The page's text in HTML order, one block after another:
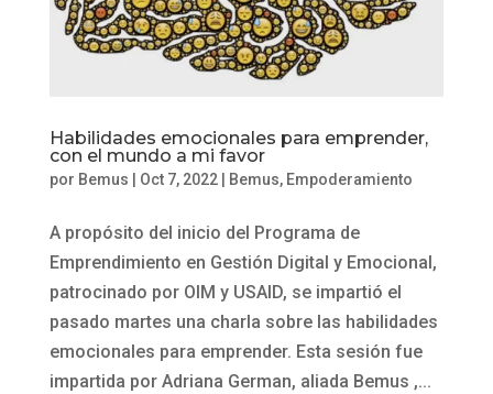
Habilidades emocionales para emprender,
con el mundo a mi favor
por Bemus Oct 7, 2022| Bemus, Empoderamiento
A propósito del inicio del Programa de
Emprendimiento en Gestión Digital y Emocional,
patrocinado por OIM y USAID, se impartió el
pasado martes una charla sobre las habilidades
emocionales para emprender. Esta sesión fue
impartida por Adriana German, aliada Bemus ,...